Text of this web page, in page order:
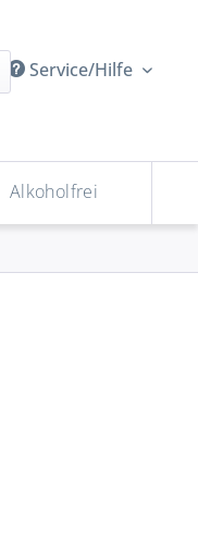
Service/Hilfe
Alkoholfrei